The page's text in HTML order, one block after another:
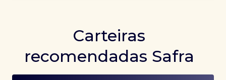
Carteiras
recomendadas Safra